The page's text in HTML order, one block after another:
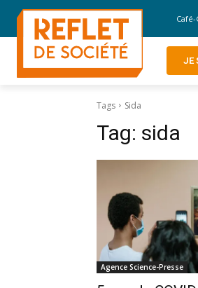
JE
Tags Sida
Tag: sida
Agence Science-Presse